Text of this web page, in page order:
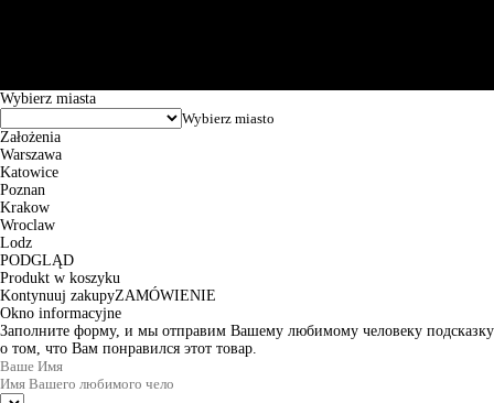
Wybierz miasta
Założenia
Warszawa
Katowice
Poznan
Krakow
Wroclaw
Lodz
PODGLĄD
Produkt w koszyku
Kontynuuj zakupyZAMÓWIENIE
Okno informacyjne
Заполните форму, и мы отправим Вашему любимому человеку подсказку
о том, что Вам понравился этот товар.